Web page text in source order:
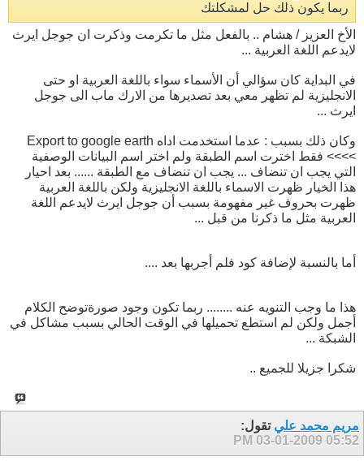
ربما يكون ذلك حل لمشكلتك
الأخ العزيز / هشام .. بالفعل مثل ما تكرمت وذكرت ان جوجل ايرث
لايدعم اللغة العربية ...
في البداية كان سؤالي أن الأسماء سواء باللغة العربية او حتى
الانجليزية لم تظهر معي بعد تصديرها من الارك ماب الى جوجل
ايرث ...
وكان ذلك بسبب : عدما استخدمت اداه Export to google earth
>>>> فقط اخترت اسم الطبقة ولم اختر اسم البيانات الوصفية
التي يجب ان تنضاف ... يجب ان تنضاف مع الطبقة ...... بعد احيار
هذا الخيار ظهرت الاسماء باللغة الانجليزية ولكن باللغة العربية
ظهرت بحروف غير مفهومة بسبب أن جوجل ايرث لايدعم اللغة
العربية مثل ما ذكرنا من قبل ...
أما بالنسبة لإضافة كود فلم أجربها بعد ....
هذا ما وجب التنويه عنه ........ ربما تكون وجود صورةتوضح الكلام
أجمل ولكن لم استطع تحميلها في الوقت الحالي بسبب مشاكل في
الشبكة ...
شكرا جزيلا للجميع ..
مريم محمد علي تقول:
03-01-2009 05:52 PM